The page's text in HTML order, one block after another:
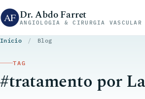
Pular para o conteúdo
Dr. Abdo Farret
ANGIOLOGIA & CIRURGIA VASCULAR
Início / Blog
TAG
#tratamento por